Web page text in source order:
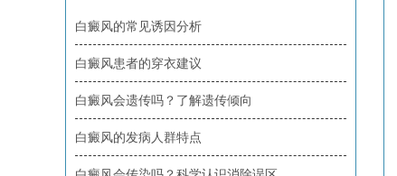
白癜风的常见诱因分析
白癜风患者的穿衣建议
白癜风会遗传吗？了解遗传倾向
白癜风的发病人群特点